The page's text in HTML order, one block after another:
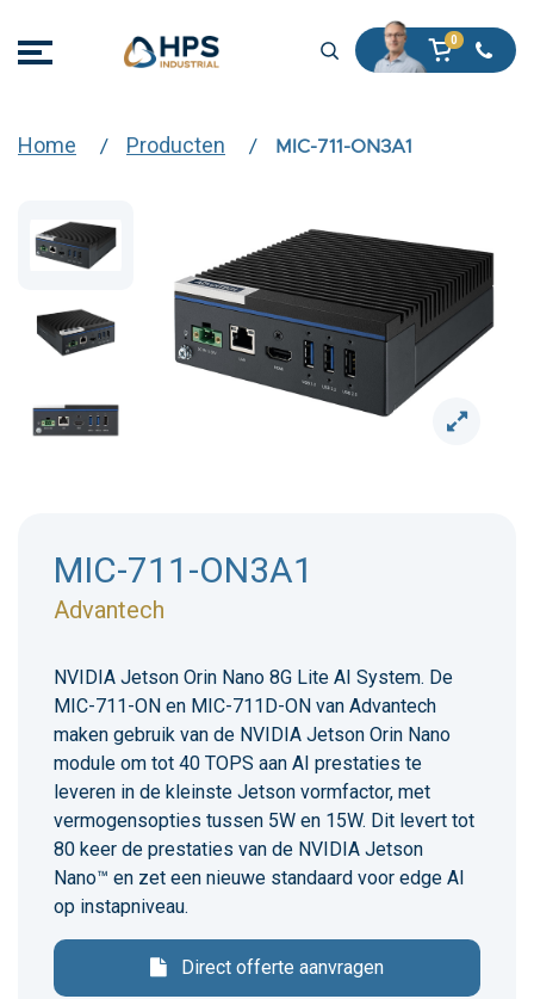
Home Producten MIC-711-ON3A1
MIC-711-ON3A1
Advantech
NVIDIA Jetson Orin Nano 8G Lite AI System. De
MIC-711-ON en MIC-711D-ON van Advantech
maken gebruik van de NVIDIA Jetson Orin Nano
module om tot 40 TOPS aan AI prestaties te
leveren in de kleinste Jetson vormfactor, met
vermogensopties tussen 5W en 15W. Dit levert tot
80 keer de prestaties van de NVIDIA Jetson
Nano™ en zet een nieuwe standaard voor edge AI
op instapniveau.
Direct offerte aanvragen